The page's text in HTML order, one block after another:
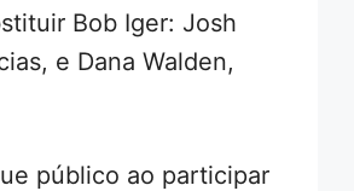
Bob Iger: Josh
e Dana Walden,
público ao participar